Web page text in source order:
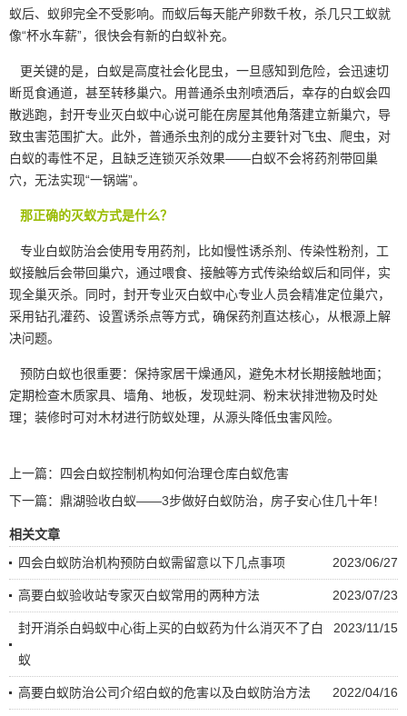
蚁后、蚁卵完全不受影响。而蚁后每天能产卵数千枚，杀几只工蚁就
像“杯水车薪”，很快会有新的白蚁补充。
更关键的是，白蚁是高度社会化昆虫，一旦感知到危险，会迅速切
断觅食通道，甚至转移巢穴。用普通杀虫剂 喷洒后，幸存的白蚁会四
散逃跑，封开专业灭白蚁中心说可能在房屋其他角落建立新巢穴，导
致虫害范围扩大。此外，普通杀虫剂的成分主要针对飞虫、爬虫，对
白蚁的毒性不足，且缺乏连锁灭杀效果——白蚁不会将药剂带回巢
穴，无法实现“一锅端”。
那正确的灭蚁方式是什么？
专业白蚁防治会使用专用药剂，比如慢性诱杀剂、传染性粉剂，工
蚁接触后会带回巢穴，通过喂食、接触等方式传染给蚁后和同伴，实
现全巢灭杀。同时，封开专业灭白蚁中心专业人员会精准定位巢穴，
采用钻孔灌药、设置诱杀点等方式，确保药剂直达核心，从根源上解
决问题。
预防白蚁也很重要：保持家居干燥通风 ，避免木材长期接触地面；
定期检查木质家具、墙角、地板，发现蛀洞、粉末状排泄物及时处
理；装修时可对木材进行防蚁处理，从源头降低虫害风险。
上一篇：
四会白蚁控制机构如何治理仓库白蚁危害
下一篇： 鼎湖验收白蚁——3步做好白蚁防治，房子安心住几十年！
相关文章
2023/06/27
四会白蚁防治机构预防白蚁需留意以下几点事项
2023/07/23
高要白蚁验收站专家灭白蚁常用的两种方法
2023/11/15
封开消杀白蚂蚁中心街上买的白蚁药为什么消灭不了白
蚁
2022/04/16
高要白蚁防治公司介绍白蚁的危害以及白蚁防治方法